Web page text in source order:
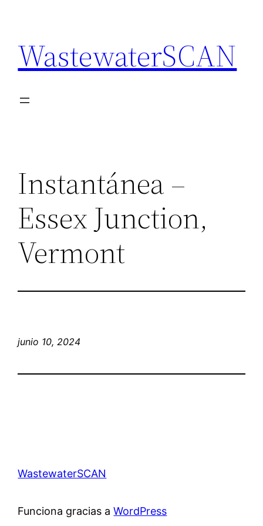
contenido
WastewaterSCAN
Instantánea –
Essex Junction,
Vermont
junio 10, 2024
WastewaterSCAN
Funciona gracias aWordPress